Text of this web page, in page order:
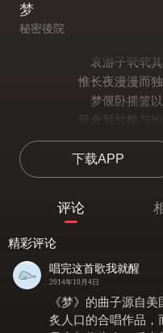
梦
秘密後院
哀游子茕茕
惟长夜漫漫而
梦偃卧摇篮
母食我甘酪与
月落乌啼，梦
汩半生哀乐之长
哀游子怆怆
梦挥泪出门
汩半生哀乐之长
月落乌啼，梦
汩半生哀乐之长
下载APP
评论
精彩评论
唱完这首歌我就醒
2014年10月4日
《梦》的曲子源自
炙人口的合唱作品，